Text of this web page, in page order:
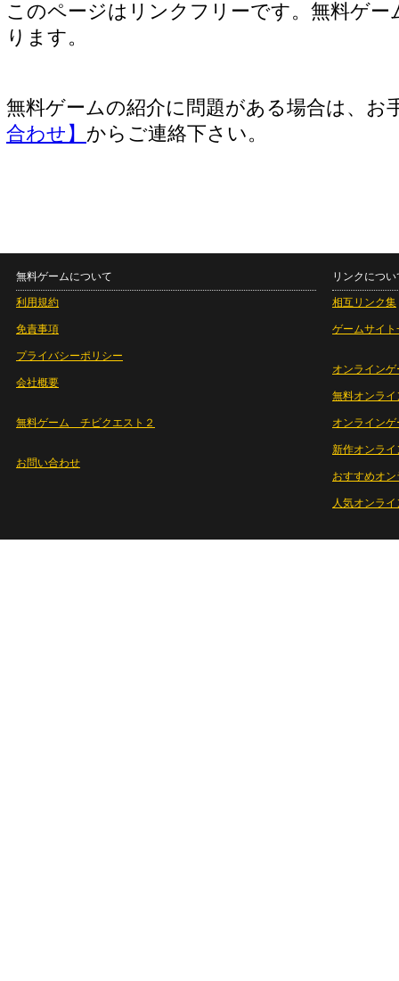
このページはリンクフリーです。無料ゲー
ります。
無料ゲームの紹介に問題がある場合は、お
合わせ】 からご連絡下さい。
無料ゲームについて
利用規約
免責事項
プライバシーポリシー
会社概要
無料ゲーム チビクエスト２
お問い合わせ
リンクについ
相互リンク集
ゲームサイト
オンラインゲ
無料オンライ
オンライン
新作オンライ
おすすめオ
人気オンラ